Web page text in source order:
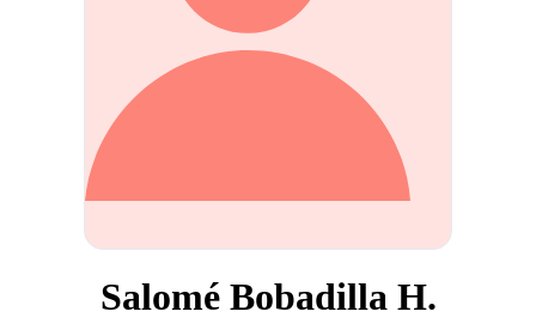
Salomé Bobadilla H.